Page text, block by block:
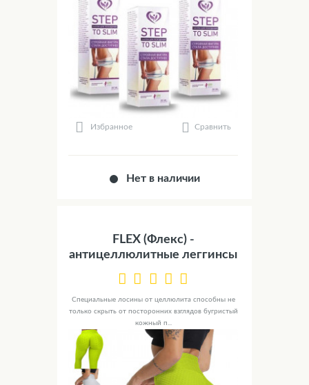
Избранное Сравнить
Нет в наличии
FLEX (Флекс) -
антицеллюлитные леггинсы
Специальные лосины от целлюлита способны не
только скрыть от посторонних взглядов бугристый
кожный п...